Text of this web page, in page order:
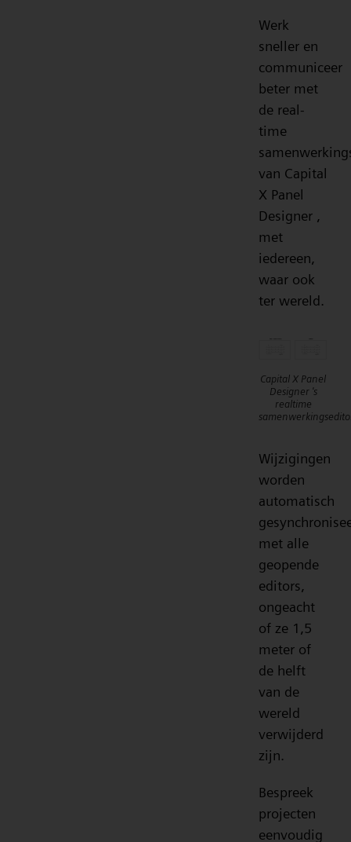
Werk
sneller en
communiceer
beter met
de real-
time
van Capital
X Panel
Designer ,
met
iedereen,
waar ook
ter wereld.
Capital X Panel
Designer 's
realtime
Wijzigingen
worden
automatisch
met alle
geopende
editors,
ongeacht
of ze 1,5
meter of
de helft
van de
wereld
verwijderd
zijn.
Bespreek
projecten
eenvoudig